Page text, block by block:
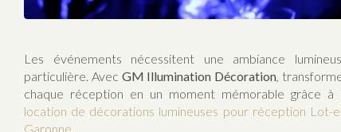
Les événements nécessitent une ambiance
particulière. Avec GM Illumination Décoration ,
chaque réception en un moment mémorable grâce à
location de décorations lumineuses pour réception Lot-
Garonne